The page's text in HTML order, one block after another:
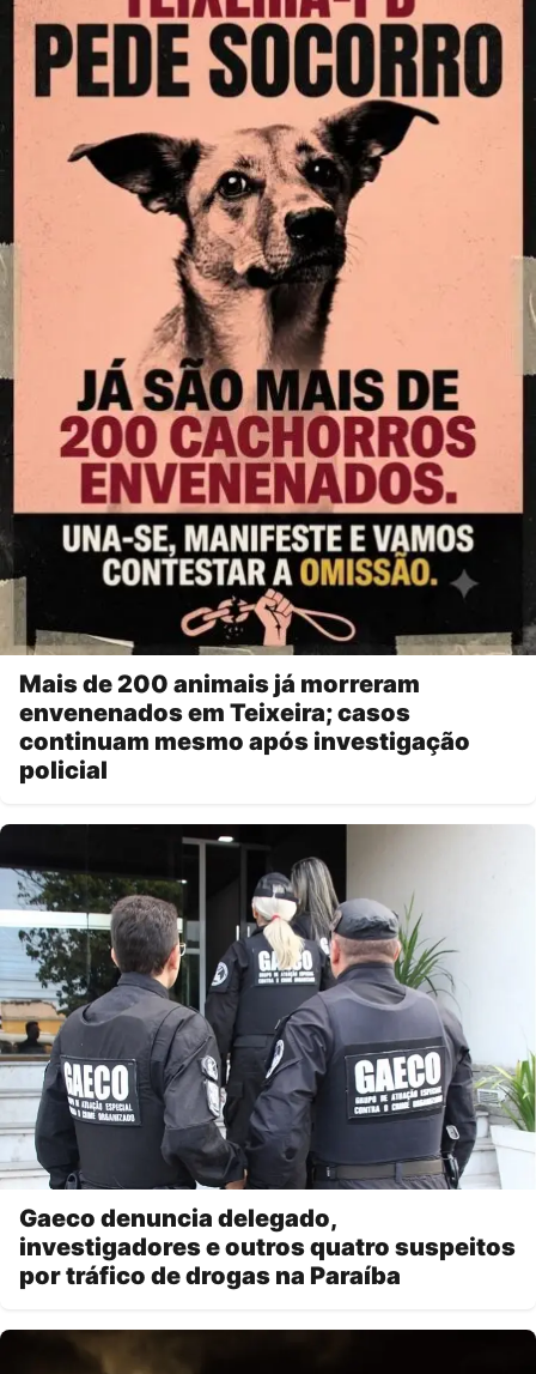
Mais de 200 animais já morreram
envenenados em Teixeira; casos
continuam mesmo após investigação
policial
Gaeco denuncia delegado,
investigadores e outros quatro suspeitos
por tráfico de drogas na Paraíba